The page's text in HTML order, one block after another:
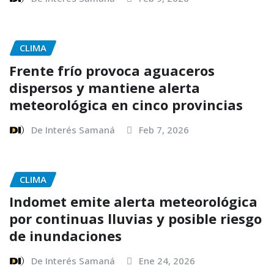
CLIMA
Frente frío provoca aguaceros
dispersos y mantiene alerta
meteorológica en cinco provincias
De Interés Samaná Feb 7, 2026
CLIMA
Indomet emite alerta meteorológica
por continuas lluvias y posible riesgo
de inundaciones
De Interés Samaná Ene 24, 2026